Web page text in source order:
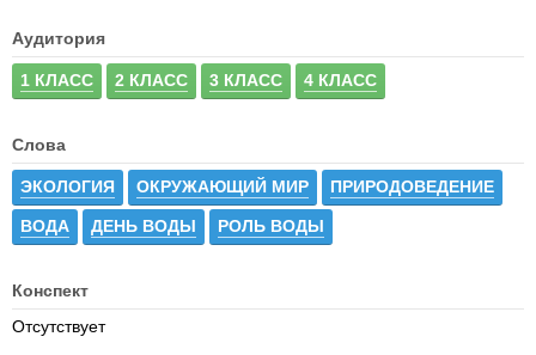
Аудитория
1 КЛАСС 2 КЛАСС 3 КЛАСС 4 КЛАСС
Слова
ЭКОЛОГИЯ ОКРУЖАЮЩИЙ МИР ПРИРОДОВЕДЕНИЕ
ВОДА ДЕНЬ ВОДЫ РОЛЬ ВОДЫ
Конспект
Отсутствует